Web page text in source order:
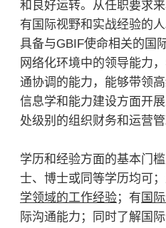
和良好运转。从任职要求
有国际视野和实战经验的
具备与GBIF使命相关的国
网络化环境中的领导能力
通协调的能力，能够带领
信息学和能力建设方面开
处级别的组织财务和运营管
学历和经验方面的基本门
士、博士或同等学历均可
学领域的工作经验；有 国
际沟通能力；同时了解国